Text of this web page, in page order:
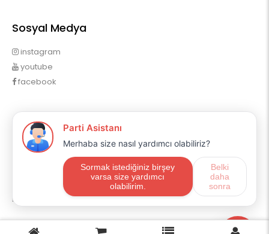
Sosyal Medya
instagram
youtube
facebook
Profilim
Profilim
Sipariş Geçmişim
Alışveriş Listem
Mail Aboneliği